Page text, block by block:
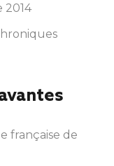
2014
française de